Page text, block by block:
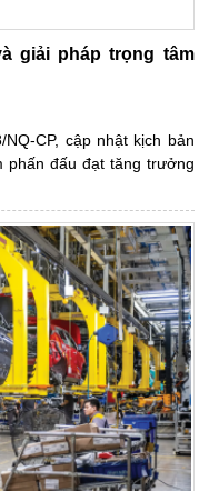
giải pháp trọng tâm
CP, cập nhật kịch bản
phấn đấu đạt tăng trưởng